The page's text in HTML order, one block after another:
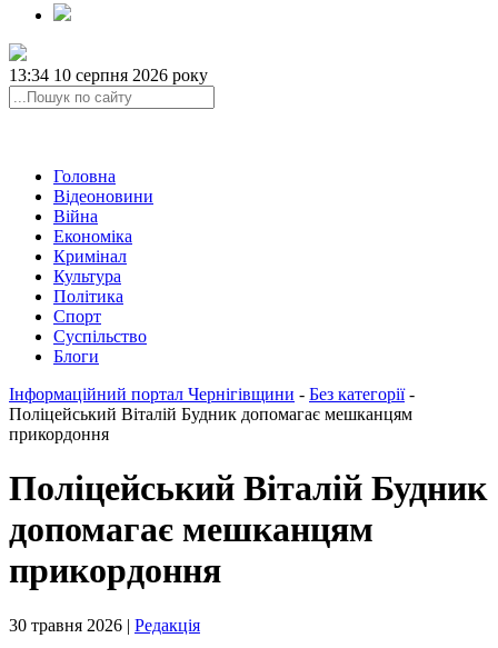
13:34 10 серпня 2026 року
Головна
Відеоновини
Війна
Економіка
Кримінал
Культура
Політика
Спорт
Суспільство
Блоги
Інформаційний портал Чернігівщини - Без категорії-
Поліцейський Віталій Будник допомагає мешканцям
прикордоння
Поліцейський Віталій Будник
допомагає мешканцям
прикордоння
30 травня 2026 | Редакція